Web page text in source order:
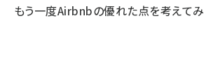
もう一度Airbnbの優れた点を考えてみ